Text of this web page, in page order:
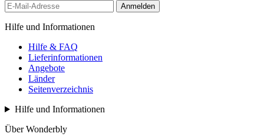
Anmelden
Hilfe und Informationen
Hilfe & FAQ
Lieferinformationen
Angebote
Länder
Seitenverzeichnis
Hilfe und Informationen
Über Wonderbly